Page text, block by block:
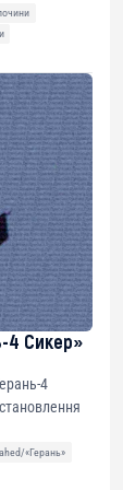
4 Сикер»
4
«Герань»